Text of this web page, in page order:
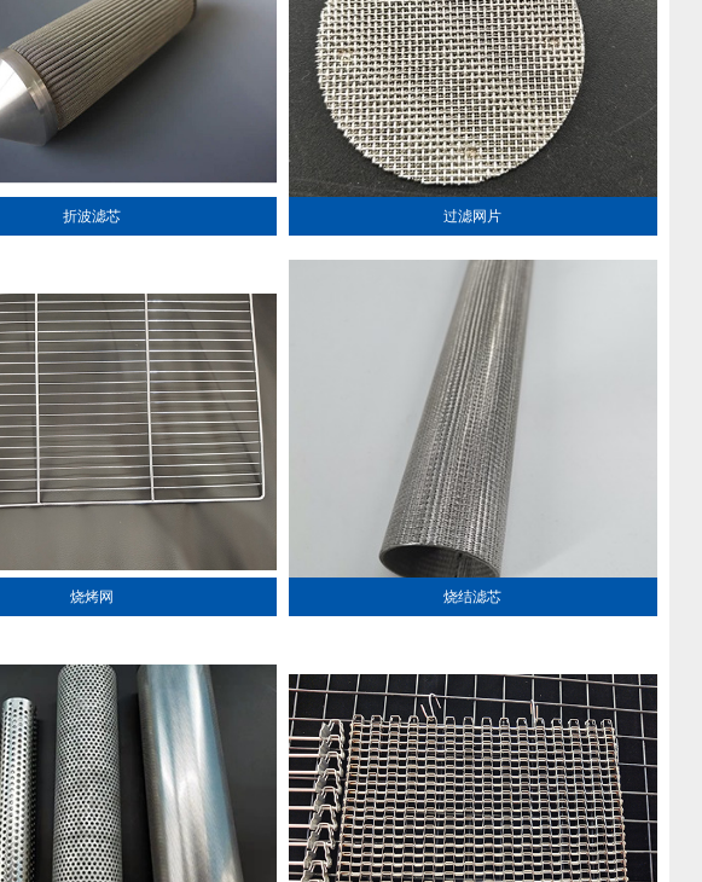
折波滤芯 过滤网片
烧烤网 烧结滤芯